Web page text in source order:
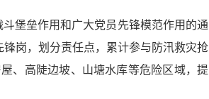
堡垒作用和广大党员先锋模范作用的通
岗，划分责任点，累计参与防汛救灾抢
、高陡边坡、山塘水库等危险区域，提